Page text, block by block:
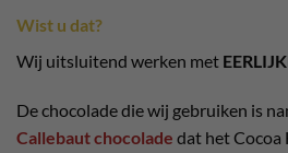
Wist u dat?
Wij uitsluitend werken met
De chocolade die wij gebruiken is
Callebaut chocolade dat het